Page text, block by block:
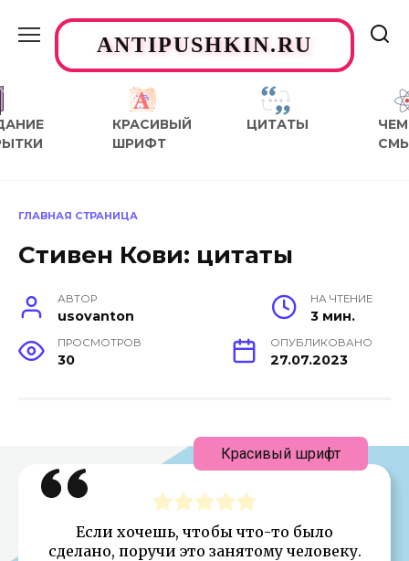
содержаниюANTIPUSHKIN.RU
КРАСИВЫЙ
ШРИФТ
ЦИТАТЫ
ЧЕМ
ГЛАВНАЯ СТРАНИЦА
Стивен Кови: цитаты
АВТОР
usovanton
НА ЧТЕНИЕ
3 мин.
ПРОСМОТРОВ
30
ОПУБЛИКОВАНО
27.07.2023
Если хочешь, чтобы что-то было
сделано, поручи это занятому человеку.
Красивый шрифт